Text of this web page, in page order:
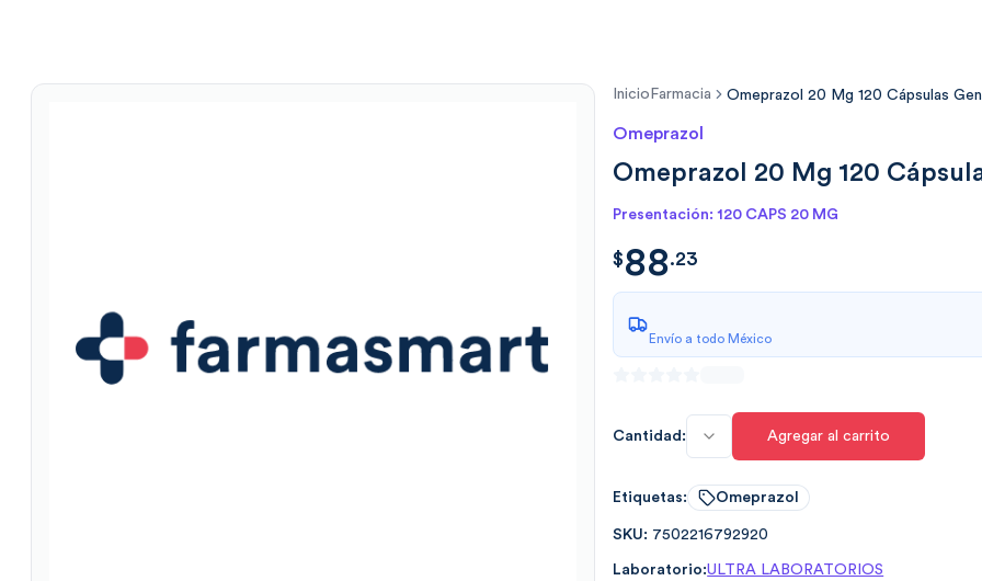
Inicio Farmacia Omeprazol 20 Mg 120 Cápsulas
Omeprazol
Omeprazol 20 Mg 120
Presentación: 120 CAPS 20 MG
$88.23
$88.23
Envío a todo México
Cantidad: Agregar al carrito
Etiquetas: Omeprazol
SKU: 7502216792920
Laboratorio:ULTRA LABORATORIOS